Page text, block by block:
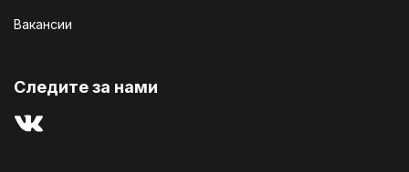
Вакансии
Cледите за нами